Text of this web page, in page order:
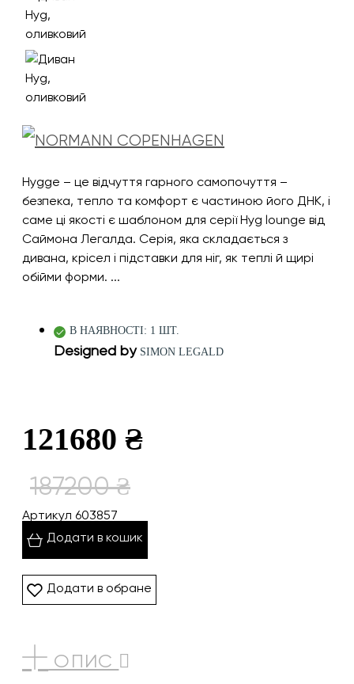
Hygge – це відчуття гарного самопочуття –
безпека, тепло та комфорт є частиною його ДНК, і
саме ці якості є шаблоном для серії Hyg lounge від
Саймона Легалда. Серія, яка складається з
дивана, крісел і підставки для ніг, як теплі й щирі
обійми форми. ...
В НАЯВНОСТІ: 1 ШТ.
Designed by SIMON LEGALD
121680 ₴
187200 ₴
Артикул 603857
Додати в кошик
Додати в обране
ОПИС